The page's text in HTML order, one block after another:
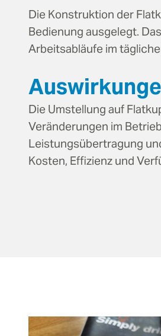
Die Konstruktion der
Bedienung ausgelegt.
Arbeitsabläufe im
Die Umstellung auf
Veränderungen im
Leistungsübertragung
Kosten, Effizienz und